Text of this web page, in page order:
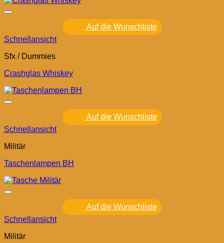
Auf die Wunschliste
Schnellansicht
Sfx / Dummies
Crashglas Whiskey
Auf die Wunschliste
Schnellansicht
Militär
Taschenlampen BH
Auf die Wunschliste
Schnellansicht
Militär